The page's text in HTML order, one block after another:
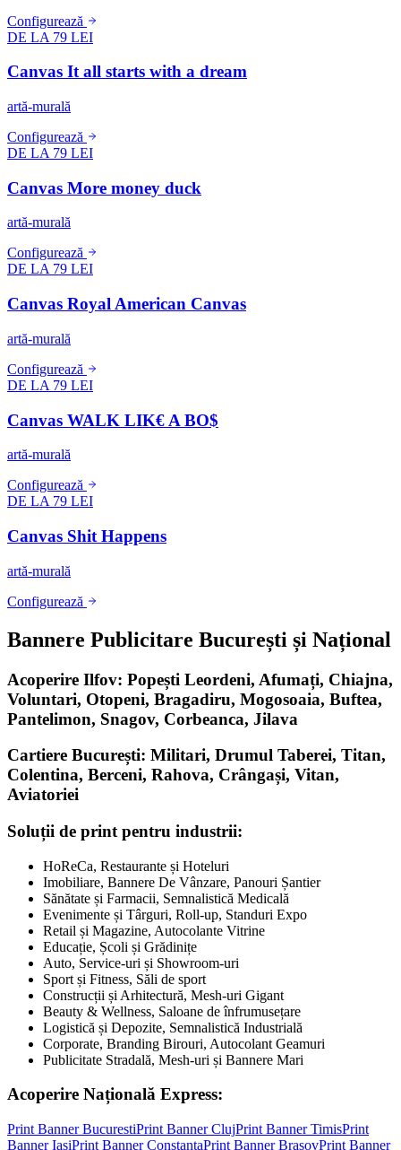
Configurează
DE LA 79 LEI
Canvas It all starts with a dream
artă-murală
Configurează
DE LA 79 LEI
Canvas More money duck
artă-murală
Configurează
DE LA 79 LEI
Canvas Royal American Canvas
artă-murală
Configurează
DE LA 79 LEI
Canvas WALK LIK€ A BO$
artă-murală
Configurează
DE LA 79 LEI
Canvas Shit Happens
artă-murală
Configurează
Bannere Publicitare București și Național
Acoperire Ilfov: Popești Leordeni, Afumați, Chiajna,
Voluntari, Otopeni, Bragadiru, Mogosoaia, Buftea,
Pantelimon, Snagov, Corbeanca, Jilava
Cartiere București: Militari, Drumul Taberei, Titan,
Colentina, Berceni, Rahova, Crângași, Vitan,
Aviatoriei
Soluții de print pentru industrii:
HoReCa, Restaurante și Hoteluri
Imobiliare, Bannere De Vânzare, Panouri Șantier
Sănătate și Farmacii, Semnalistică Medicală
Evenimente și Târguri, Roll-up, Standuri Expo
Retail și Magazine, Autocolante Vitrine
Educație, Școli și Grădinițe
Auto, Service-uri și Showroom-uri
Sport și Fitness, Săli de sport
Construcții și Arhitectură, Mesh-uri Gigant
Beauty & Wellness, Saloane de înfrumusețare
Logistică și Depozite, Semnalistică Industrială
Corporate, Branding Birouri, Autocolant Geamuri
Publicitate Stradală, Mesh-uri și Bannere Mari
Acoperire Națională Express:
Print BannerBucurestiPrint BannerClujPrint BannerTimisPrint
BannerIasiPrint BannerConstantaPrint BannerBrasovPrint Banner